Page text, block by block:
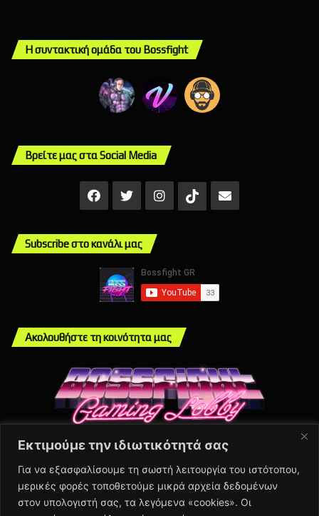
Εκτιμούμε την ιδιωτικότητά σας
Για να εξασφαλίσουμε τη σωστή λειτουργία του ιστότοπου,
μερικές φορές τοποθετούμε μικρά αρχεία δεδομένων
στον υπολογιστή σας, τα λεγόμενα «cookies». Οι
Η συντακτική ομάδα του Bossfight
Βρείτε μας στα Social Media
Facebook
X InstagramTikTokMail
Subscribe στο κανάλι μας
Ακολουθήστε τη κοινότητα μας
About Us
Πολιτική Απορρήτου